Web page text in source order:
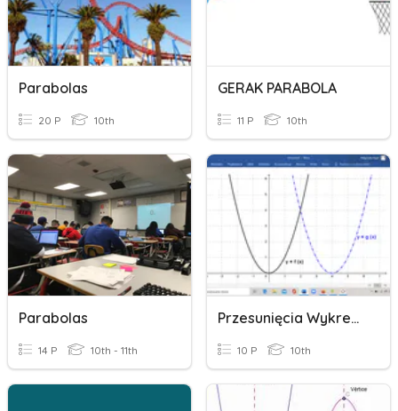
Parabolas
20 P 10th
GERAK PARABOLA
11 P 10th
Parabolas
14 P 10th - 11th
Przesunięcia Wykresu Funkcji
10 P 10th